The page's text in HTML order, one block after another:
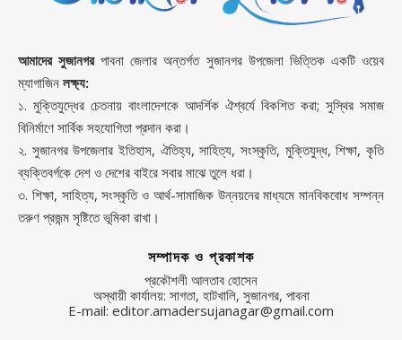
আমাদের সুজানগরপাবনা জেলার অন্তর্গত সুজানগর উপজেলা ভিত্তিক একটি ওয়েব
ম্যাগাজিন লক্ষ্য:
১. মুক্তিযুদ্ধের চেতনায় বাংলাদেশকে আদর্শিক ঐশ্বর্যে বিকশিত করা; সুস্থির সমাজ
বিনির্মাণে সার্বিক সহযোগিতা প্রদান করা।
২. সুজানগর উপজেলার ইতিহাস, ঐতিহ্য, সাহিত্য, সংস্কৃতি, মুক্তিযুদ্ধ, শিক্ষা, কৃতি
ব্যক্তিবর্গকে দেশ ও দেশের বাইরে সবার মাঝে তুলে ধরা।
৩. শিক্ষা, সাহিত্য, সংস্কৃতি ও আর্থ-সামাজিক উন্নয়নের মাধ্যমে মানবিকবোধ সম্পন্ন
তরুণ প্রজন্ম সৃষ্টিতে ভূমিকা রাখা।
সম্পাদক ও প্রকাশক
প্রকৌশলী আলতাব হোসেন
অস্থায়ী কার্যালয়: সাগতা, হাটখালি, সুজানগর, পাবনা
E-mail: editor.amadersujanagar@gmail.com